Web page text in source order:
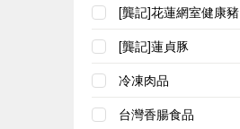
[龔記]花蓮網室健康豬
[龔記]蓮貞豚
冷凍肉品
台灣香腸食品